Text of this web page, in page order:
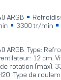
ARGB
3300 tr/min
ARGB. Type:
12 cm,
rotation (max):
Type de